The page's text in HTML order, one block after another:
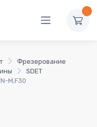
Фрезерование
SDET
M,F30